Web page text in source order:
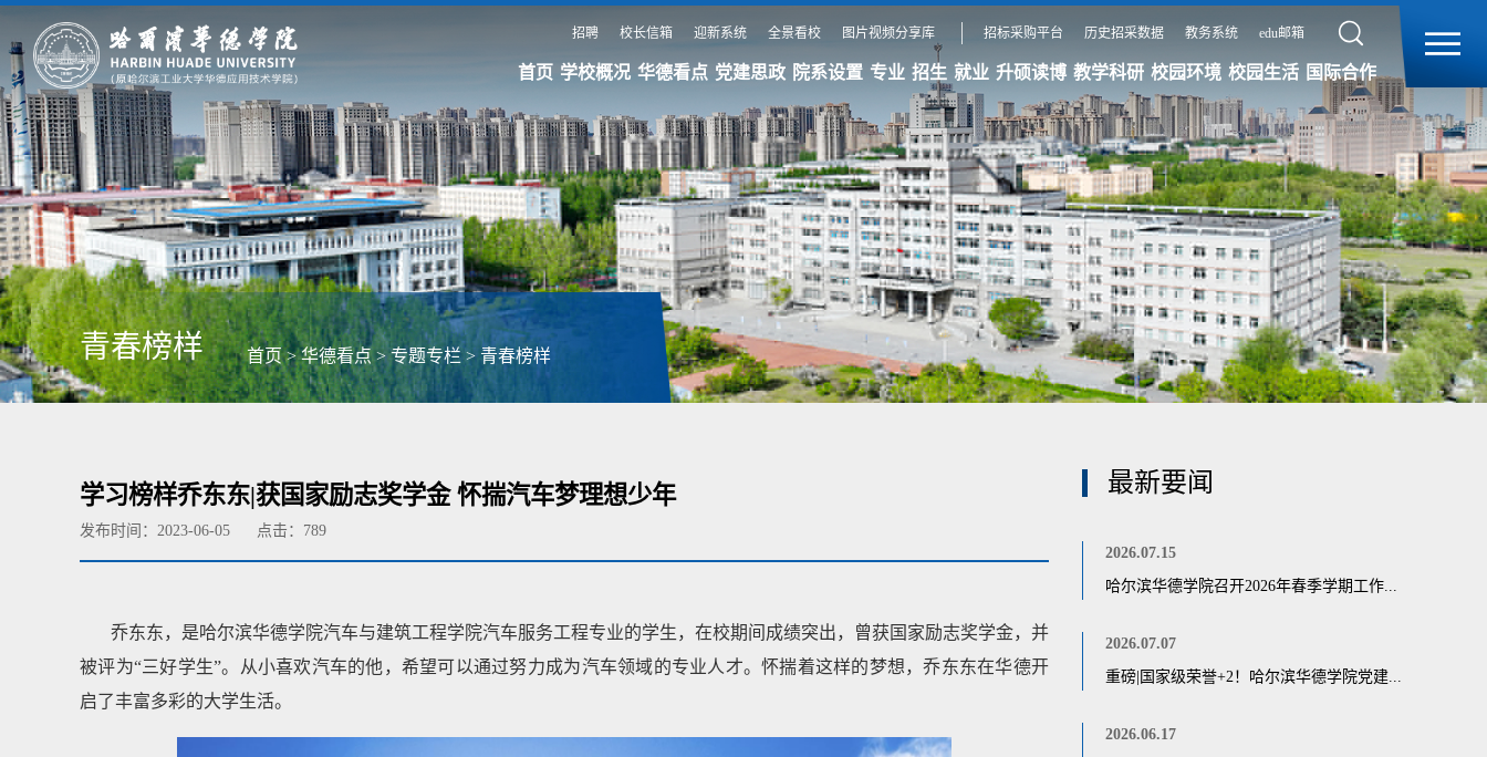
招聘 校长信箱 迎新系统 全景看校 图片视频分享库 招标采购平台 历史招采数据 教务系统 edu邮箱
首页 学校概况 华德看点 党建思政 院系设置 专业 招生 就业 升硕读博 教学科研 校园环境 校园生活 国际合作
青春榜样 首页>华德看点>专题专栏> 青春榜样
学习榜样乔东东|获国家励志奖学金 怀揣汽车梦理想少年
发布时间：2023-06-05 点击： 789
乔东东，是哈尔滨华德学院汽车与建筑工程学院汽车服务工程专业的学生，在校期间成绩突出，曾获国家励志奖学金，并
被评为“三好学生”。从小喜欢汽车的他，希望可以通过努力成为汽车领域的专业人才。怀揣着这样的梦想，乔东东在华德开
启了丰富多彩的大学生活。
最新要闻
2026.07.15
哈尔滨华德学院召开2026年春季学期工作...
2026.07.07
重磅|国家级荣誉+2！哈尔滨华德学院党建...
2026.06.17